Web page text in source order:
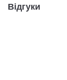
Відгуки